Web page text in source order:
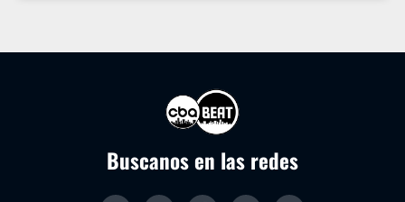
Buscanos en las redes